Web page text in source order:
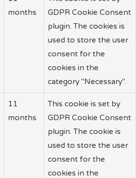
months
GDPR Cookie Consent
plugin. The cookies is
used to store the user
consent for the
cookies in the
category "Necessary".
11
months
This cookie is set by
GDPR Cookie Consent
plugin. The cookie is
used to store the user
consent for the
cookies in the